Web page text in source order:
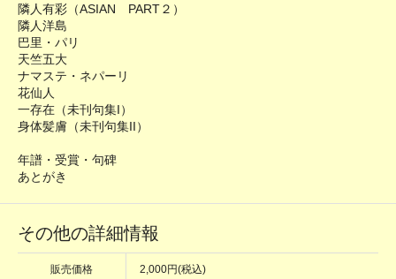
隣人有彩（ASIAN PART２）
隣人洋島
巴里・パリ
天竺五大
ナマステ・ネパーリ
花仙人
一存在（未刊句集I）
身体髪膚（未刊句集II）
年譜・受賞・句碑
あとがき
その他の詳細情報
販売価格 2,000円(税込)